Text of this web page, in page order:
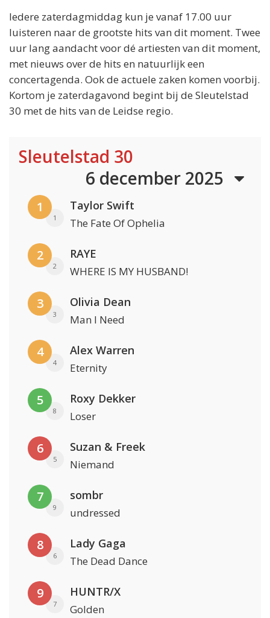
Iedere zaterdagmiddag kun je vanaf 17.00 uur
luisteren naar de grootste hits van dit moment. Twee
uur lang aandacht voor dé artiesten van dit moment,
met nieuws over de hits en natuurlijk een
concertagenda. Ook de actuele zaken komen voorbij.
Kortom je zaterdagavond begint bij de Sleutelstad
30 met de hits van de Leidse regio.
Sleutelstad 30
6 december 2025
1
1
Taylor Swift
The Fate Of Ophelia
2
2
RAYE
WHERE IS MY HUSBAND!
3
3
Olivia Dean
Man I Need
4
4
Alex Warren
Eternity
5
8
Roxy Dekker
Loser
6
5
Suzan & Freek
Niemand
7
9
sombr
undressed
8
6
Lady Gaga
The Dead Dance
9
7
HUNTR/X
Golden